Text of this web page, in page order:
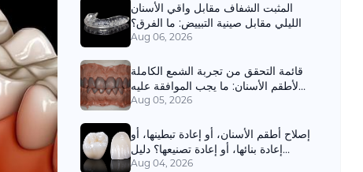
المثبت الشفاف مقابل واقي الأسنان
الليلي مقابل صينية التبييض: ما الفرق؟
Aug 06, 2026
قائمة التحقق من تجربة الشمع الكاملة
لأطقم الأسنان: ما يجب الموافقة عليه
قبل المعالجة النهائية
Aug 05, 2026
إصلاح أطقم الأسنان، أو إعادة تبطينها، أو
إعادة بنائها، أو إعادة تصنيعها؟ دليل
لعيادات الأسنان
Aug 04, 2026